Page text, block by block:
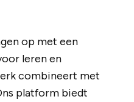
op met een
leren en
combineert met
platform biedt